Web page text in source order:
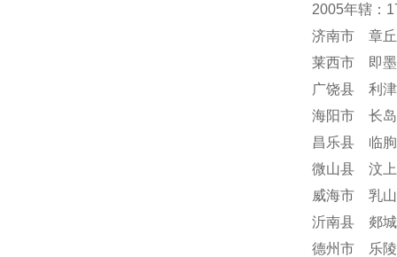
2005年辖：
济南市 章
莱西市 即
广饶县 利
海阳市 长
昌乐县 临
微山县 汶
威海市 乳
沂南县 郯
德州市 乐